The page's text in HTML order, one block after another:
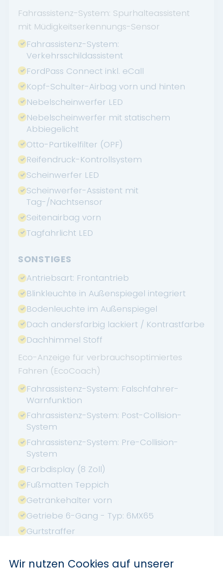
Fahrassistenz-System: Spurhalteassistent
mit Müdigkeitserkennungs-Sensor
Fahrassistenz-System:
Verkehrsschildassistent
FordPass Connect inkl. eCall
Kopf-Schulter-Airbag vorn und hinten
Nebelscheinwerfer LED
Nebelscheinwerfer mit statischem
Abbiegelicht
Otto-Partikelfilter (OPF)
Reifendruck-Kontrollsystem
Scheinwerfer LED
Scheinwerfer-Assistent mit
Tag-/Nachtsensor
Seitenairbag vorn
Tagfahrlicht LED
SONSTIGES
Antriebsart: Frontantrieb
Blinkleuchte in Außenspiegel integriert
Bodenleuchte im Außenspiegel
Dach andersfarbig lackiert / Kontrastfarbe
Dachhimmel Stoff
Eco-Anzeige für verbrauchsoptimiertes
Fahren (EcoCoach)
Fahrassistenz-System: Falschfahrer-
Warnfunktion
Fahrassistenz-System: Post-Collision-
System
Fahrassistenz-System: Pre-Collision-
System
Farbdisplay (8 Zoll)
Fußmatten Teppich
Getränkehalter vorn
Getriebe 6-Gang - Typ: 6MX65
Gurtstraffer
Innenraumfilter: Staub- und Pollenfilter
Wir nutzen Cookies auf unserer